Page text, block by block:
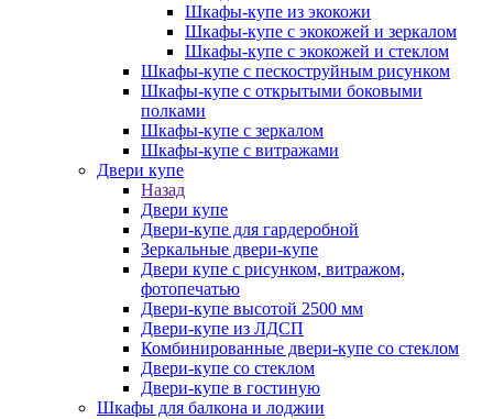
Шкафы-купе из экокожи
Шкафы-купе с экокожей и зеркалом
Шкафы-купе с экокожей и стеклом
Шкафы-купе с пескоструйным рисунком
Шкафы-купе с открытыми боковыми
полками
Шкафы-купе с зеркалом
Шкафы-купе с витражами
Двери купе
Назад
Двери купе
Двери-купе для гардеробной
Зеркальные двери-купе
Двери купе с рисунком, витражом,
фотопечатью
Двери-купе высотой 2500 мм
Двери-купе из ЛДСП
Комбинированные двери-купе со стеклом
Двери-купе со стеклом
Двери-купе в гостиную
Шкафы для балкона и лоджии